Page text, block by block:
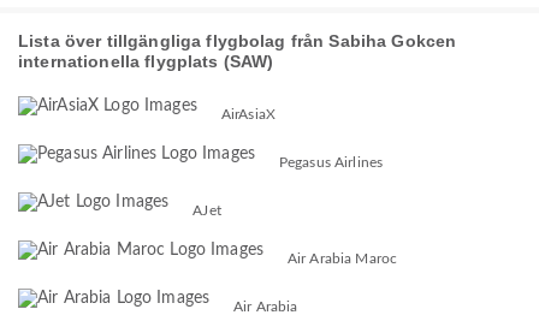
Lista över tillgängliga flygbolag från Sabiha Gokcen
internationella flygplats (SAW)
AirAsiaX
Pegasus Airlines
AJet
Air Arabia Maroc
Air Arabia